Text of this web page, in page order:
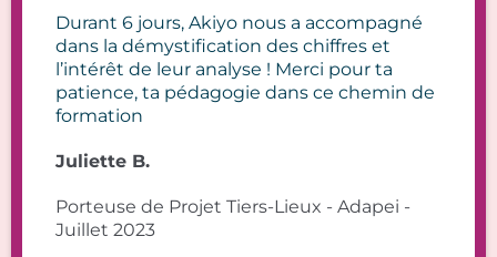
Durant 6 jours, Akiyo nous a accompagné
dans la démystification des chiffres et
l’intérêt de leur analyse ! Merci pour ta
patience, ta pédagogie dans ce chemin de
formation
Juliette B.
Porteuse de Projet Tiers-Lieux - Adapei -
Juillet 2023